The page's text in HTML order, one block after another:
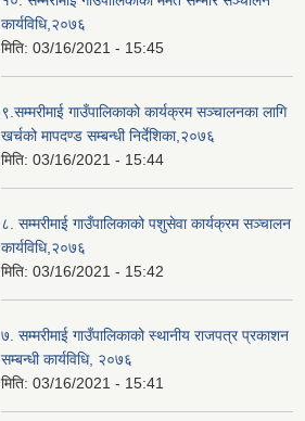
कार्यविधि,२०७६
मिति: 03/16/2021 - 15:45
९.सम्मरीमाई गाउँपालिकाको कार्यक्रम सञ्चालनका लागि
खर्चको मापदण्ड सम्बन्धी निर्देशिका,२०७६
मिति: 03/16/2021 - 15:44
८. सम्मरीमाई गाउँपालिकाको पशुसेवा कार्यक्रम सञ्चालन
कार्यविधि,२०७६
मिति: 03/16/2021 - 15:42
७. सम्मरीमाई गाउँपालिकाको स्थानीय राजपत्र प्रकाशन
सम्बन्धी कार्यविधि, २०७६
मिति: 03/16/2021 - 15:41